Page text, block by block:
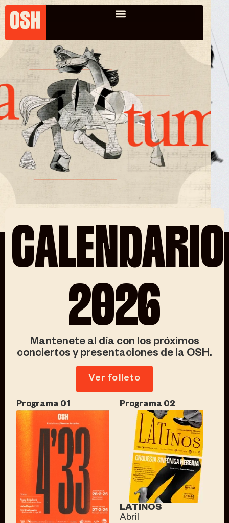
Escuchar el
disco
CALENDARIO
2026
Mantenete al día con los próximos
conciertos y presentaciones de la OSH.
Ver folleto
Programa 01 Programa 02
LATINOS
Abril